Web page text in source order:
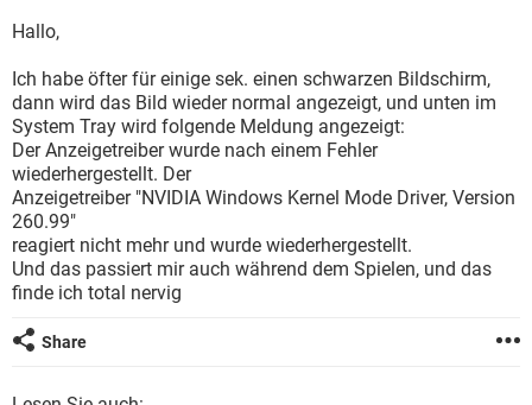
FACEBOOK
FACEBOOK HARDWARE
ANDROID
WINDOWS 10 INSTAGRAM
WHATSAPP TIKTOK
FACEBOOK HARDWARE
Hallo,
Ich habe öfter für einige sek. einen schwarzen Bildschirm,
dann wird das Bild wieder normal angezeigt, und unten im
System Tray wird folgende Meldung angezeigt:
Der Anzeigetreiber wurde nach einem Fehler
wiederhergestellt. Der
Anzeigetreiber "NVIDIA Windows Kernel Mode Driver, Version
260.99"
reagiert nicht mehr und wurde wiederhergestellt.
Und das passiert mir auch während dem Spielen, und das
finde ich total nervig
Share